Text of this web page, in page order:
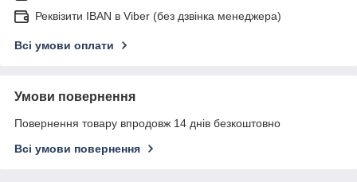
Реквізити IBAN в Viber (без дзвінка менеджера)
Всі умови оплати
Умови повернення
Повернення товару впродовж 14 днів безкоштовно
Всі умови повернення